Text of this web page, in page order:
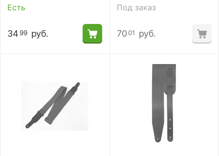
Есть
34 99 руб.
Под заказ
70 01 руб.